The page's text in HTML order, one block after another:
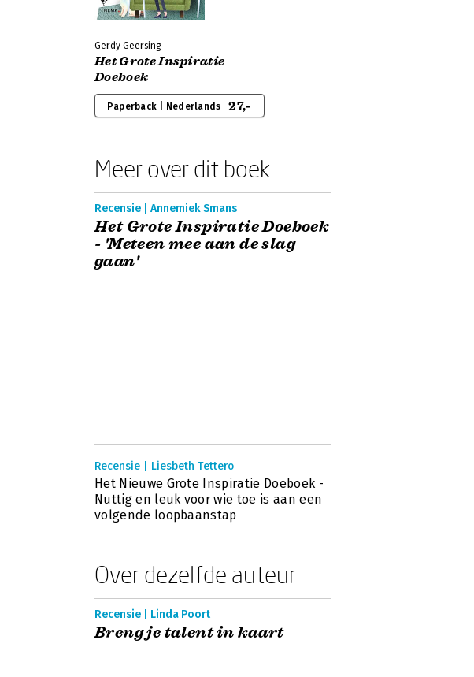
Gerdy Geersing
Het Grote Inspiratie
Doeboek
Paperback | Nederlands 27,-
Meer over dit boek
Recensie | Annemiek Smans
Het Grote Inspiratie Doeboek
- 'Meteen mee aan de slag
gaan'
Recensie | Liesbeth Tettero
Het Nieuwe Grote Inspiratie Doeboek -
Nuttig en leuk voor wie toe is aan een
volgende loopbaanstap
Over dezelfde auteur
Recensie | Linda Poort
Breng je talent in kaart